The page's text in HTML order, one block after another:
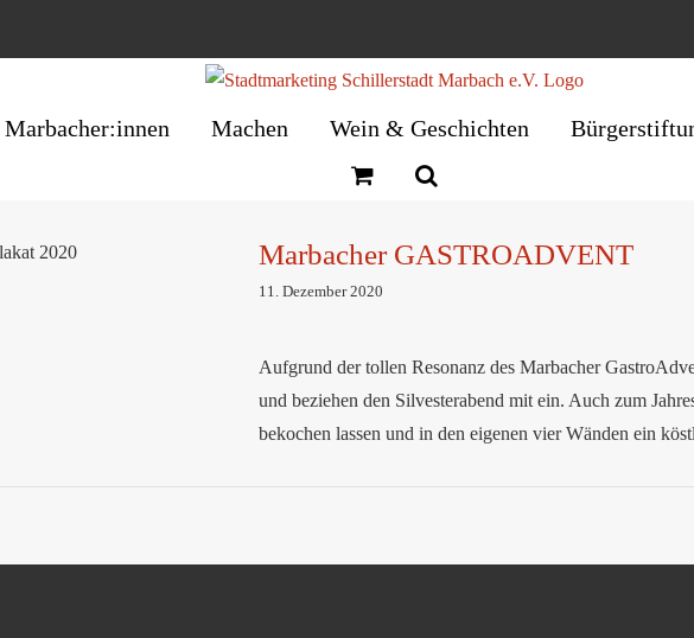
Marbacher:innen Machen Wein & Geschichten
Marbacher GASTROADVENT
11. Dezember 2020
Aufgrund der tollen Resonanz des Marbacher
und beziehen den Silvesterabend mit ein. Auch zum
bekochen lassen und in den eigenen vier Wänden ein